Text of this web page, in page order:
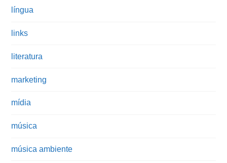
língua
links
literatura
marketing
mídia
música
música ambiente